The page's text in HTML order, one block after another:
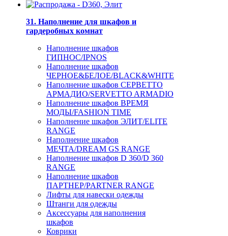
31. Наполнение для шкафов и
гардеробных комнат
Наполнение шкафов
ГИПНОС/IPNOS
Наполнение шкафов
ЧЕРНОЕ&БЕЛОЕ/BLACK&WHITE
Наполнение шкафов СЕРВЕТТО
АРМАДИО/SERVETTO ARMADIO
Наполнение шкафов ВРЕМЯ
МОДЫ/FASHION TIME
Наполнение шкафов ЭЛИТ/ELITE
RANGE
Наполнение шкафов
МЕЧТА/DREAM GS RANGE
Наполнение шкафов D 360/D 360
RANGE
Наполнение шкафов
ПАРТНЕР/PARTNER RANGE
Лифты для навески одежды
Штанги для одежды
Аксессуары для наполнения
шкафов
Коврики